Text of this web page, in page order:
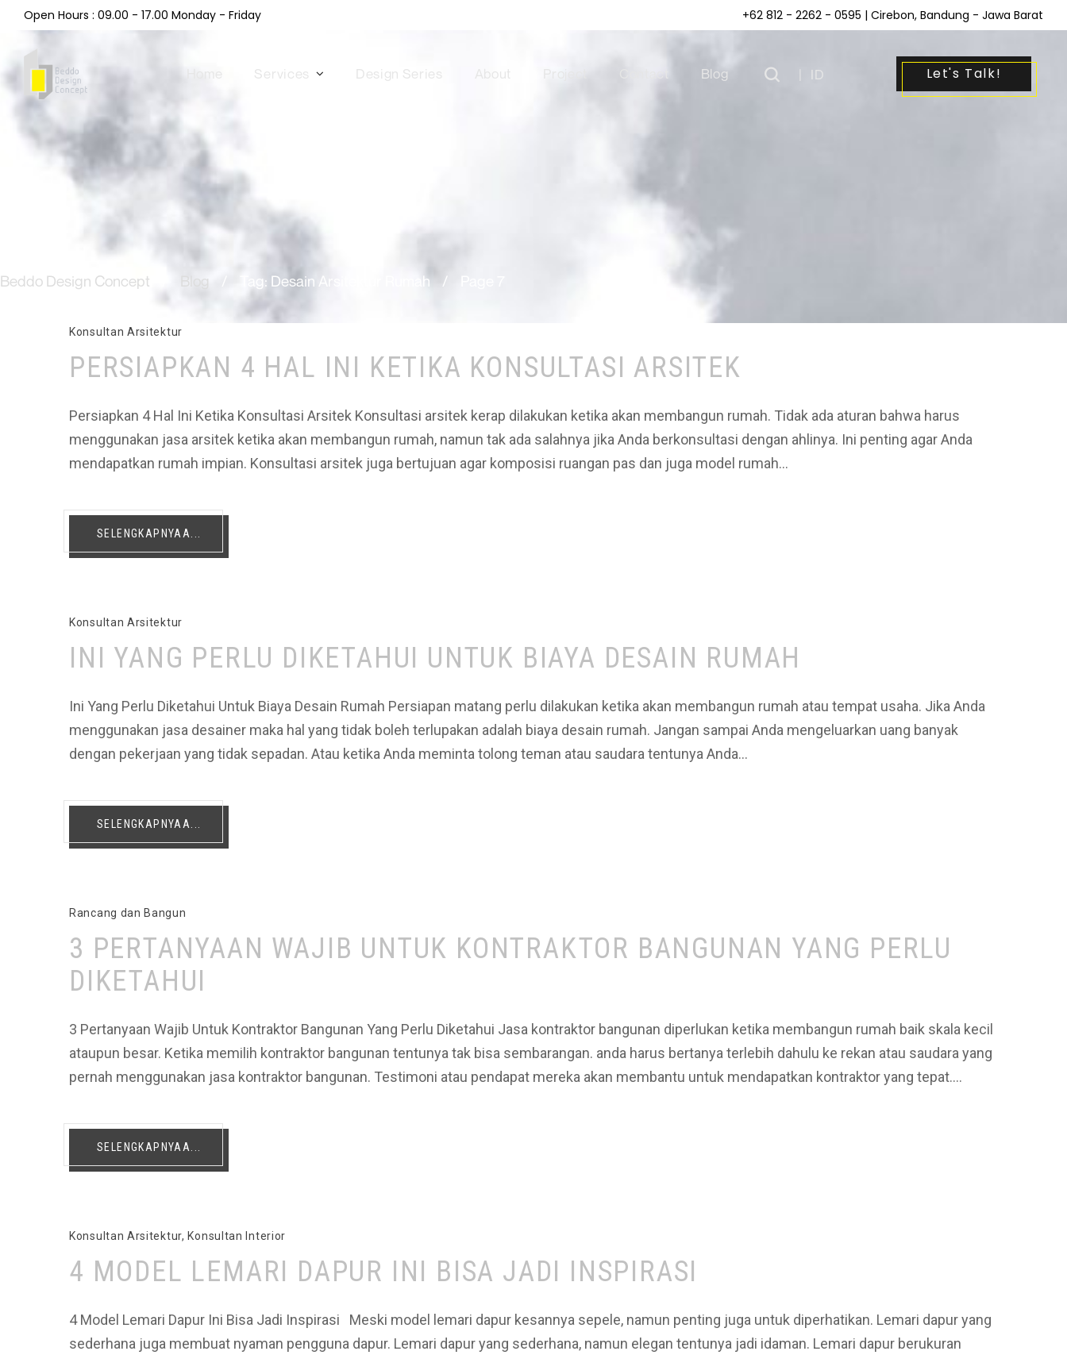
Open Hours : 09.00 - 17.00 Monday - Friday +62 812 - 2262 - 0595 | Cirebon, Bandung - Jawa Barat
Services Design Series About Project Blog ID Let's Talk!
Beddo Design Concept Blog Tag: Desain Arsitektur Rumah /
Konsultan Arsitektur
PERSIAPKAN 4 HAL INI KETIKA KONSULTASI ARSITEK
Persiapkan 4 Hal Ini Ketika Konsultasi Arsitek Konsultasi arsitek kerap dilakukan ketika akan membangun rumah. Tidak ada aturan bahwa harus
menggunakan jasa arsitek ketika akan membangun rumah, namun tak ada salahnya jika Anda berkonsultasi dengan ahlinya. Ini penting agar Anda
mendapatkan rumah impian. Konsultasi arsitek juga bertujuan agar komposisi ruangan pas dan juga model rumah…
SELENGKAPNYAA...
Konsultan Arsitektur
INI YANG PERLU DIKETAHUI UNTUK BIAYA DESAIN RUMAH
Ini Yang Perlu Diketahui Untuk Biaya Desain Rumah Persiapan matang perlu dilakukan ketika akan membangun rumah atau tempat usaha. Jika Anda
menggunakan jasa desainer maka hal yang tidak boleh terlupakan adalah biaya desain rumah. Jangan sampai Anda mengeluarkan uang banyak
dengan pekerjaan yang tidak sepadan. Atau ketika Anda meminta tolong teman atau saudara tentunya Anda…
SELENGKAPNYAA...
Rancang dan Bangun
3 PERTANYAAN WAJIB UNTUK KONTRAKTOR BANGUNAN YANG PERLU
DIKETAHUI
3 Pertanyaan Wajib Untuk Kontraktor Bangunan Yang Perlu Diketahui Jasa kontraktor bangunan diperlukan ketika membangun rumah baik skala kecil
ataupun besar. Ketika memilih kontraktor bangunan tentunya tak bisa sembarangan. anda harus bertanya terlebih dahulu ke rekan atau saudara yang
pernah menggunakan jasa kontraktor bangunan. Testimoni atau pendapat mereka akan membantu untuk mendapatkan kontraktor yang tepat.…
SELENGKAPNYAA...
Konsultan Arsitektur, Konsultan Interior
4 MODEL LEMARI DAPUR INI BISA JADI INSPIRASI
4 Model Lemari Dapur Ini Bisa Jadi Inspirasi Meski model lemari dapur kesannya sepele, namun penting juga untuk diperhatikan. Lemari dapur yang
sederhana juga membuat nyaman pengguna dapur. Lemari dapur yang sederhana, namun elegan tentunya jadi idaman. Lemari dapur berukuran